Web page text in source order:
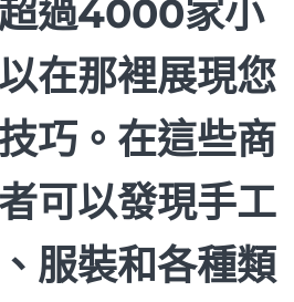
過4000家小
在那裡展現您
巧。在這些商
可以發現手工
服裝和各種類